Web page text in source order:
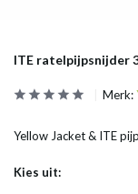
ITE ratelpijpsnijder
Merk:
Yellow Jacket & ITE
Kies uit: